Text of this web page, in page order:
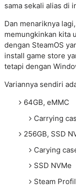
sama sekali alias di
Dan menariknya
memungkinkan kita
dengan SteamOS
install game store
tetapi dengan
Variannya sendiri
64GB, eMMC
Carrying
256GB, SSD
Carying
SSD NVMe
Steam